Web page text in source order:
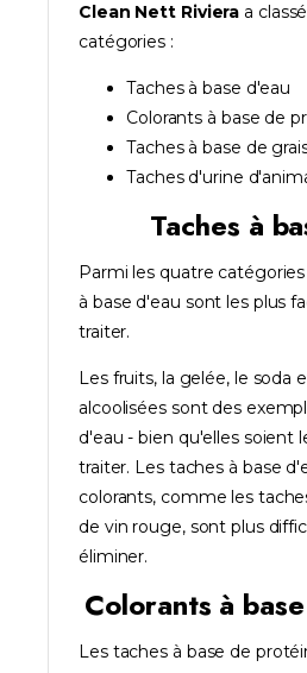
Clean Nett Riviera a
catégories :
Taches à base d'eau
Colorants à base de
Taches à base de
Taches d'urine
Taches à
Parmi les quatre
à base d'eau sont les plus
traiter.
Les fruits, la gelée, le soda
alcoolisées sont des
d'eau - bien qu'elles soient
traiter. Les taches à base
colorants, comme les
de vin rouge, sont plus
éliminer.
Colorants à
Les taches à base de